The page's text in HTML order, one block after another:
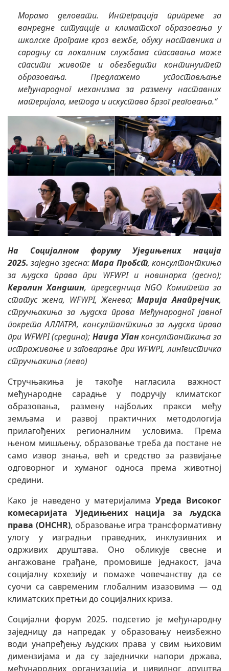
Морамо деловати. Интеграција припреме за
ванредне ситуације и климатског образовања у
школске програме кроз вежбе, обуку наставника и
сарадњу са локалним службама спасавања може
спасити животе и обезбедити континуитет
образовања. Предлажемо успостављање
међународног механизма за размену наставних
материјала, метода и искустава брзог реаговања.“
На Социјалном форуму Уједињених нација
2025. заједно здесна:Мара Пробст, консултанткиња
за људска права при WFWPI и новинарка (десно);
Керолин Хандшин, председница NGO Комитета за
статус жена, WFWPI, Женева;Марија Анапрејчик,
стручњакиња за људска права Међународног јавног
покрета АЛЛАТРА, консултанткиња за људска права
при WFWPI (средина); Наида Уганконсултанткиња за
истраживање и заговарање при WFWPI, лингвистичка
стручњакиња (лево)
Стручњакиња је такође нагласила важност
међународне сарадње у подручју климатског
образовања, размену најбољих пракси међу
земљама и развој практичних методологија
прилагођених регионалним условима. Према
њеном мишљењу, образовање треба да постане не
само извор знања, већ и средство за развијање
одговорног и хуманог односа према животној
средини.
Како је наведено у материјалима Уреда Високог
комесаријата Уједињених нација за људска
права (OHCHR), образовање игра трансформативну
улогу у изградњи праведних, инклузивних и
одрживих друштава. Оно обликује свесне и
ангажоване грађане, промовише једнакост, јача
социјалну кохезију и помаже човечанству да се
суочи са савременим глобалним изазовима — од
климатских претњи до социјалних криза.
Социјални форум 2025. подсетио је међународну
заједницу да напредак у образовању неизбежно
води унапређењу људских права у свим њиховим
димензијама и да су заједнички напори држава,
међународних организација и цивилног друштва